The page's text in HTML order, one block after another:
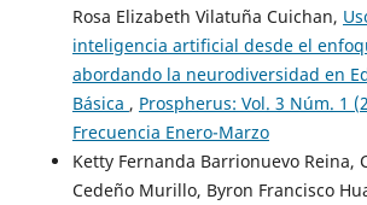
Rosa Elizabeth Vilatuña Cuichan,
inteligencia artificial desde el
abordando la neurodiversidad en
Básica , Prospherus: Vol. 3 Núm. 1
Frecuencia Enero-Marzo
Ketty Fernanda Barrionuevo Reina,
Cedeño Murillo, Byron Francisco